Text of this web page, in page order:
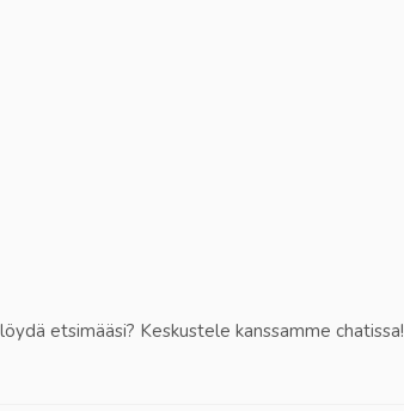
etsimääsi? Keskustele kanssamme chatissa!